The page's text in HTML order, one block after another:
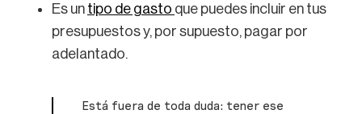
Es un tipo de gasto que puedes incluir en tus
presupuestos y, por supuesto, pagar por
adelantado.
Está fuera de toda duda: tener ese